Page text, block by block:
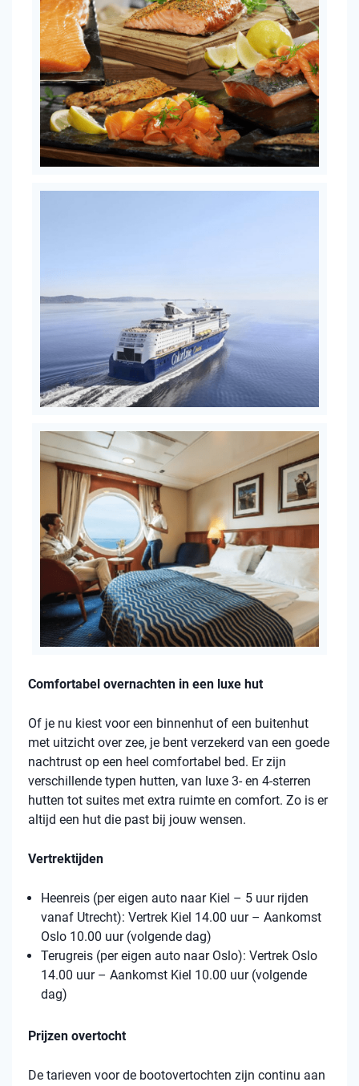
Comfortabel overnachten in een luxe hut
Of je nu kiest voor een binnenhut of een buitenhut
met uitzicht over zee, je bent verzekerd van een goede
nachtrust op een heel comfortabel bed. Er zijn
verschillende typen hutten, van luxe 3- en 4-sterren
hutten tot suites met extra ruimte en comfort. Zo is er
altijd een hut die past bij jouw wensen.
Vertrektijden
Heenreis (per eigen auto naar Kiel – 5 uur rijden
vanaf Utrecht): Vertrek Kiel 14.00 uur – Aankomst
Oslo 10.00 uur (volgende dag)
Terugreis (per eigen auto naar Oslo): Vertrek Oslo
14.00 uur – Aankomst Kiel 10.00 uur (volgende
dag)
Prijzen overtocht
De tarieven voor de bootovertochten zijn continu aan